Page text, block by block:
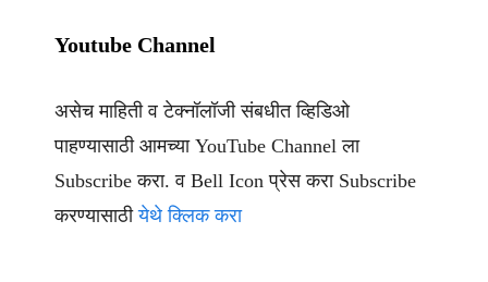
Youtube Channel
असेच माहिती व टेक्नॉलॉजी संबधीत व्हिडिओ
पाहण्यासाठी आमच्या YouTube Channel ला
Subscribe करा. व Bell Icon प्रेस करा Subscribe
करण्यासाठीयेथे क्लिक करा